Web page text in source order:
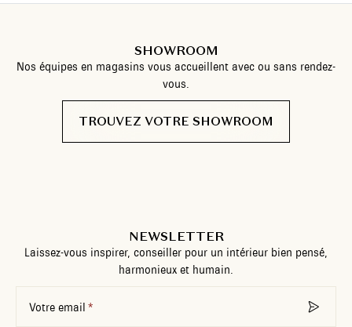
SHOWROOM
Nos équipes en magasins vous accueillent avec ou sans rendez-
vous.
TROUVEZ VOTRE SHOWROOM
NEWSLETTER
Laissez-vous inspirer, conseiller pour un intérieur bien pensé,
harmonieux et humain.
Votre email